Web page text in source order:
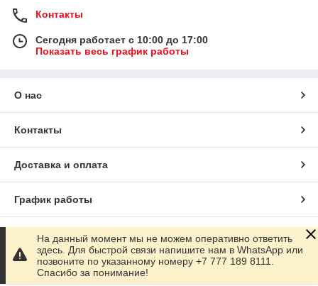
Контакты
Сегодня работает с 10:00 до 17:00
Показать весь график работы
О нас
Контакты
Доставка и оплата
График работы
Полная версия сайта
Сайт создан на маркетплейсе Satu.kz
На данный момент мы не можем оперативно ответить
здесь. Для быстрой связи напишите нам в WhatsApp или
позвоните по указанному номеру +7 777 189 8111.
Спасибо за понимание!